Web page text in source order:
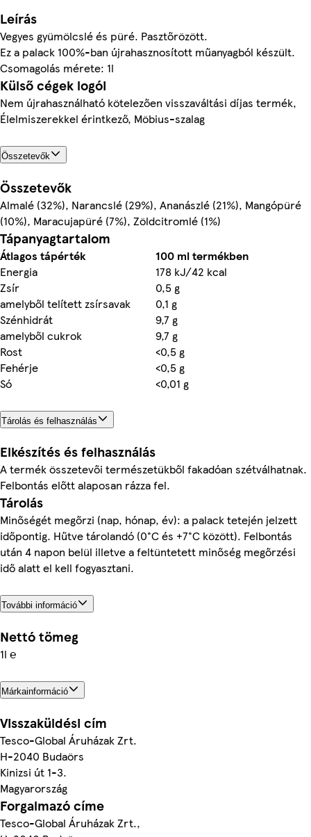
Leírás
Vegyes gyümölcslé és püré. Pasztőrözött.
Ez a palack 100%-ban újrahasznosított műanyagból készült.
Csomagolás mérete: 1l
Külső cégek logói
Nem újrahasználható kötelezően visszaváltási díjas termék,
Élelmiszerekkel érintkező, Möbius-szalag
Összetevők
Összetevők
Almalé (32%), Narancslé (29%), Ananászlé (21%), Mangópüré
(10%), Maracujapüré (7%), Zöldcitromlé (1%)
Tápanyagtartalom
Átlagos tápérték
100 ml termékben
Energia
178 kJ/42 kcal
Zsír
0,5 g
amelyből telített zsírsavak
0,1 g
Szénhidrát
9,7 g
amelyből cukrok
9,7 g
Rost
<0,5 g
Fehérje
<0,5 g
Só
<0,01 g
Tárolás és felhasználás
Elkészítés és felhasználás
A termék összetevői természetükből fakadóan szétválhatnak.
Felbontás előtt alaposan rázza fel.
Tárolás
Minőségét megőrzi (nap, hónap, év): a palack tetején jelzett
időpontig. Hűtve tárolandó (0°C és +7°C között). Felbontás
után 4 napon belül illetve a feltüntetett minőség megőrzési
idő alatt el kell fogyasztani.
További információ
Nettó tömeg
1l ℮
Márkainformáció
Visszaküldési cím
Tesco-Global Áruházak Zrt.
H-2040 Budaörs
Kinizsi út 1-3.
Magyarország
Forgalmazó címe
Tesco-Global Áruházak Zrt.,